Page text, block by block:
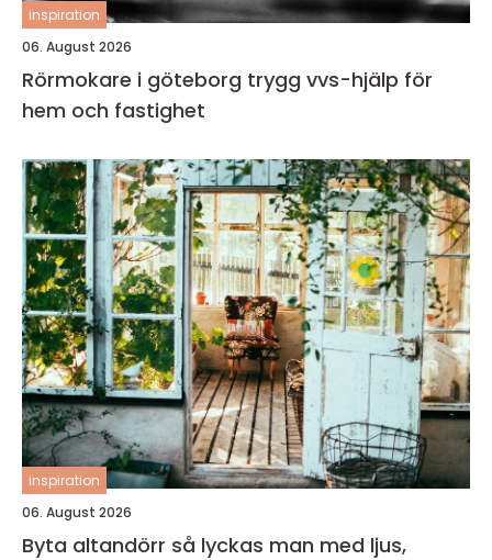
inspiration
06. August 2026
Rörmokare i göteborg trygg vvs-hjälp för
hem och fastighet
inspiration
06. August 2026
Byta altandörr så lyckas man med ljus,